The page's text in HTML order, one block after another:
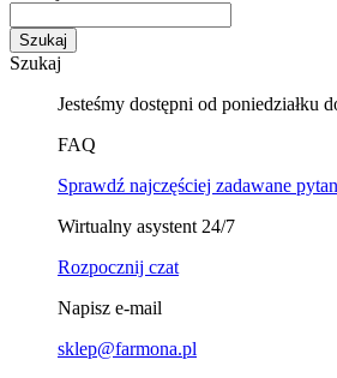
Szukaj
Szukaj
Jesteśmy dostępni od poniedziałku
FAQ
Sprawdź najczęściej zadawane
Wirtualny asystent 24/7
Rozpocznij czat
Napisz e-mail
sklep@farmona.pl